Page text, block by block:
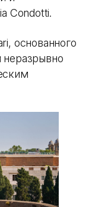
Condotti.
основанного
неразрывно